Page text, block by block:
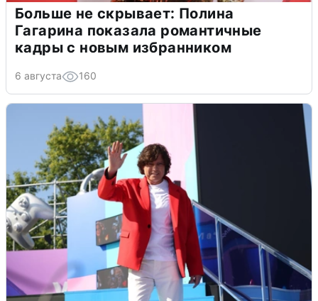
Больше не скрывает: Полина
Гагарина показала романтичные
кадры с новым избранником
6 августа 160